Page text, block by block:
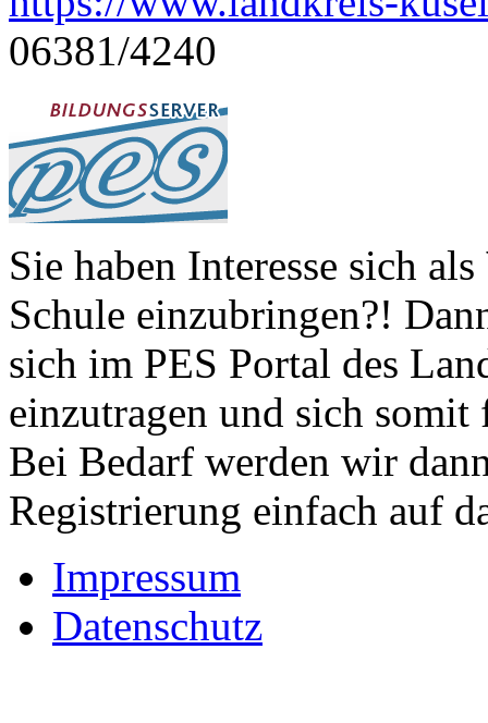
06381/4240
Sie haben Interesse sich als
Schule einzubringen?!
sich im PES Portal des
einzutragen und sich somit
Bei Bedarf werden wir
Registrierung einfach auf
Impressum
Datenschutz